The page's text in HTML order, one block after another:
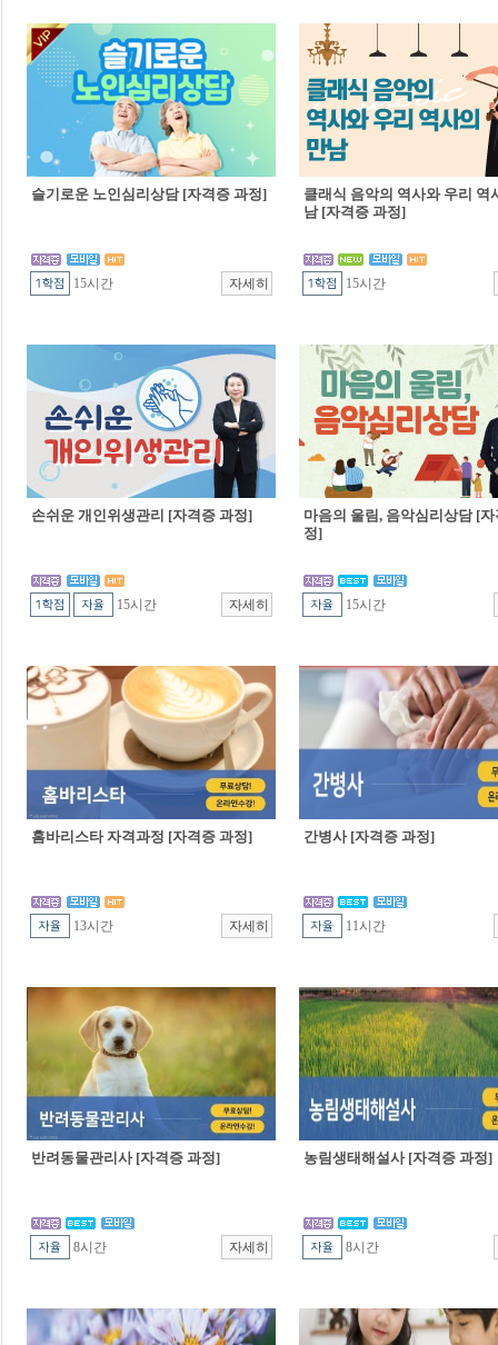
슬기로운 노인심리상담 [자격증 과정]
15시간
클래식 음악의 역사와 우리 역
남 [자격증 과정]
15시간
손쉬운 개인위생관리 [자격증 과정]
15시간
마음의 울림, 음악심리상담 [
정]
15시간
홈바리스타 자격과정 [자격증 과정]
13시간
간병사 [자격증 과정]
11시간
반려동물관리사 [자격증 과정]
8시간
농림생태해설사 [자격증 과정]
8시간